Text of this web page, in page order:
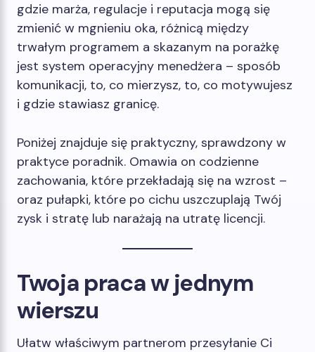
gdzie marża, regulacje i reputacja mogą się
zmienić w mgnieniu oka, różnicą między
trwałym programem a skazanym na porażkę
jest system operacyjny menedżera – sposób
komunikacji, to, co mierzysz, to, co motywujesz
i gdzie stawiasz granicę.
Poniżej znajduje się praktyczny, sprawdzony w
praktyce poradnik. Omawia on codzienne
zachowania, które przekładają się na wzrost –
oraz pułapki, które po cichu uszczuplają Twój
zysk i stratę lub narażają na utratę licencji.
Twoja praca w jednym
wierszu
Ułatw właściwym partnerom przesyłanie Ci